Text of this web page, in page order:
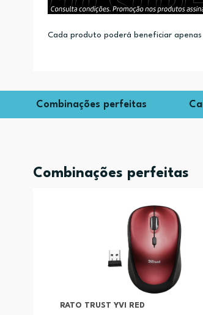
Cada produto poderá beneficiar
Combinações perfeitas
Combinações perfeitas
RATO TRUST YVI RED